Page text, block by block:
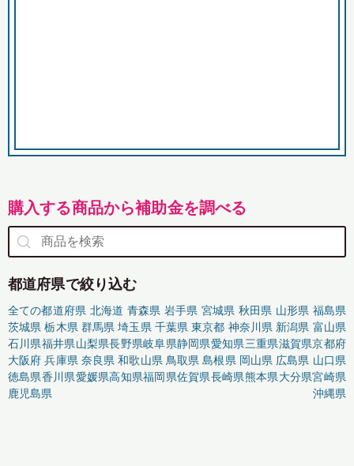
購入する商品から補助金を調べる
都道府県で絞り込む
全ての都道府県 北海道 青森県 岩手県 宮城県 秋田県 山形県 福島県
茨城県 栃木県 群馬県 埼玉県 千葉県 東京都 神奈川県 新潟県 富山県
石川県福井県山梨県長野県岐阜県静岡県愛知県三重県滋賀県京都府
大阪府 兵庫県 奈良県 和歌山県 鳥取県 島根県 岡山県 広島県 山口県
徳島県香川県愛媛県高知県福岡県佐賀県長崎県熊本県大分県宮崎県
鹿児島県
沖縄県